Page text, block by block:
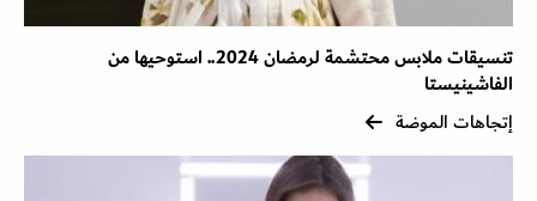
تنسيقات ملابس محتشمة لرمضان 2024.. استوحيها من
الفاشينيستا
إتجاهات الموضة